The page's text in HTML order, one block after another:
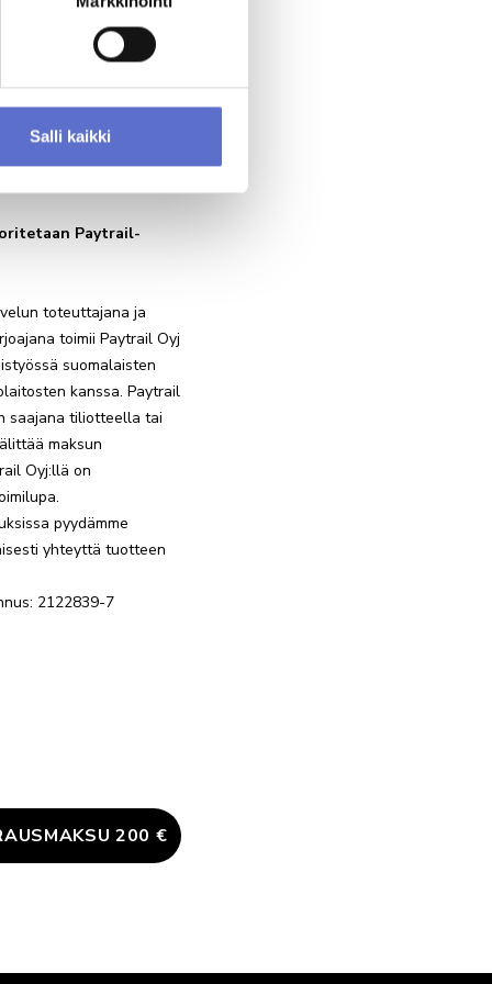
Salli kaikki
olla ostamatta autoa,
palautetaan
Lisätietoa
rekisteriselosteeseen
Paytrail-
toteuttajana ja
toimii Paytrail Oyj
suomalaisten
kanssa. Paytrail
saajana tiliotteella tai
maksun
Oyj:llä on
pyydämme
yhteyttä tuotteen
2122839-7